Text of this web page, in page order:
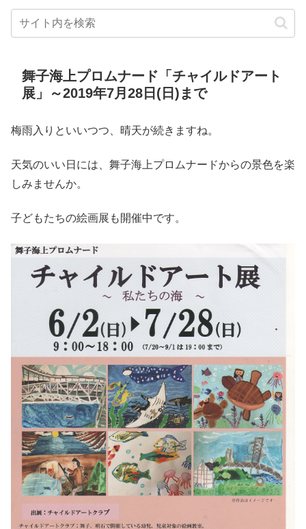
舞子海上プロムナード「チャイルドアート
展」～2019年7月28日(日)まで
梅雨入りといいつつ、晴天が続きますね。
天気のいい日には、舞子海上プロムナードからの景色を楽
しみませんか。
子どもたちの絵画展も開催中です。